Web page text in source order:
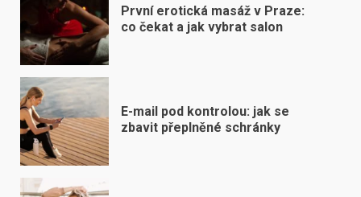
První erotická masáž v Praze:
co čekat a jak vybrat salon
E-mail pod kontrolou: jak se
zbavit přeplněné schránky